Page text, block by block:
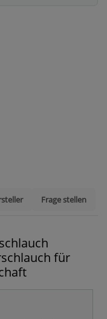
Frage stellen
für